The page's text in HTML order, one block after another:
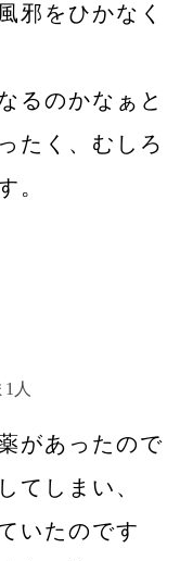
邪をひかなく
るのかなぁと
たく、むしろ
。
人
があったので
てしまい、
いたのです